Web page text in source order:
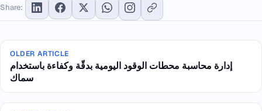
Share:
OLDER ARTICLE
إدارة محاسبة محطات الوقود اليومية بدقّة وكفاءة باستخدام
سماك